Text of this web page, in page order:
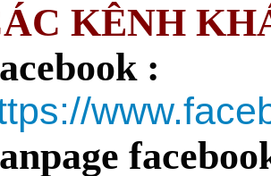
KÊNH
: